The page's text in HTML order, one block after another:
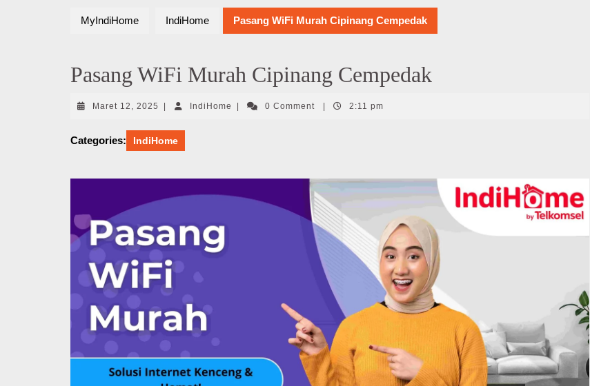
MyIndiHome IndiHome Pasang WiFi Murah Cipinang Cempedak
Pasang WiFi Murah Cipinang Cempedak
Maret 12, 2025 Maret
2025
IndiHome IndiHome0 Comment 2:11 pm
Categories: IndiHome